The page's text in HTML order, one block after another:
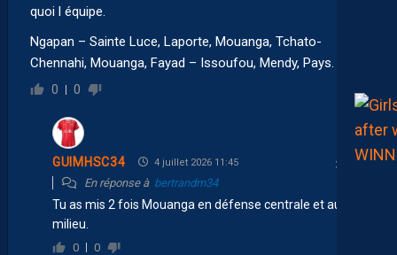
quoi l équipe.
Ngapan – Sainte Luce, Laporte, Mouanga, Tchato-
Chennahi, Mouanga, Fayad – Issoufou, Mendy, Pays.
0 0
GUIMHSC34 4 juillet 2026 11:45
En réponse à bertrandm34
Tu as mis 2 fois Mouanga en défense centrale et au
milieu.
0 0